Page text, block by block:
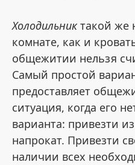
Холодильниктакой же
комнате, как и
общежитии нельзя
Самый простой
предоставляет
ситуация, когда его
варианта: привезти
напрокат. Привезти
наличии всех